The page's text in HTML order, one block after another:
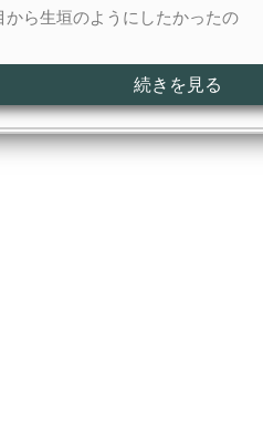
から生垣のようにしたかったの
続きを見る